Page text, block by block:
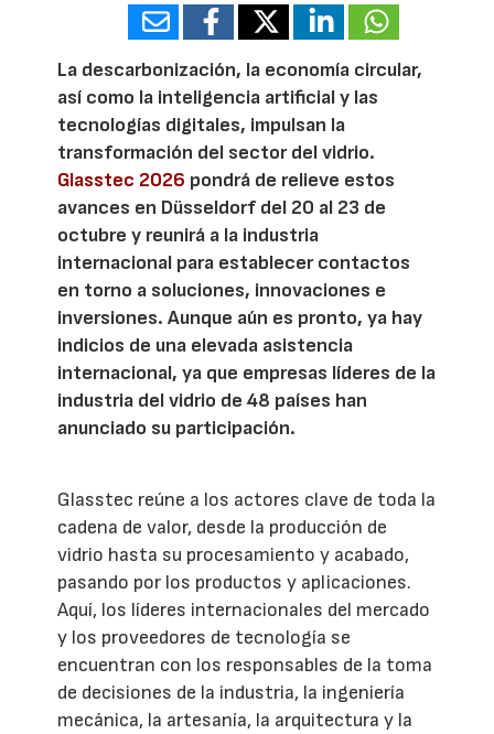
La descarbonización, la economía circular,
así como la inteligencia artificial y las
tecnologías digitales, impulsan la
transformación del sector del vidrio.
Glasstec 2026 pondrá de relieve estos
avances en Düsseldorf del 20 al 23 de
octubre y reunirá a la industria
internacional para establecer contactos
en torno a soluciones, innovaciones e
inversiones. Aunque aún es pronto, ya hay
indicios de una elevada asistencia
internacional, ya que empresas líderes de la
industria del vidrio de 48 países han
anunciado su participación.
Glasstec reúne a los actores clave de toda la
cadena de valor, desde la producción de
vidrio hasta su procesamiento y acabado,
pasando por los productos y aplicaciones.
Aquí, los líderes internacionales del mercado
y los proveedores de tecnología se
encuentran con los responsables de la toma
de decisiones de la industria, la ingeniería
mecánica, la artesanía, la arquitectura y la